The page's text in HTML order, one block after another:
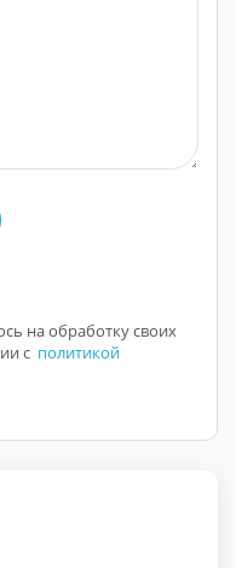
на обработку своих
с политикой